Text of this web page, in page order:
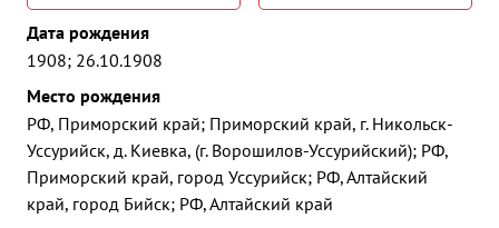
Дата рождения
1908; 26.10.1908
Место рождения
РФ, Приморский край; Приморский край, г. Никольск-
Уссурийск, д. Киевка, (г. Ворошилов-Уссурийский); РФ,
Приморский край, город Уссурийск; РФ, Алтайский
край, город Бийск; РФ, Алтайский край